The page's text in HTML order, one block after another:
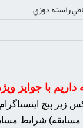
دوزي
با جوایز ویژه:
پیچ اینستاگرام را
شرایط مسابقه